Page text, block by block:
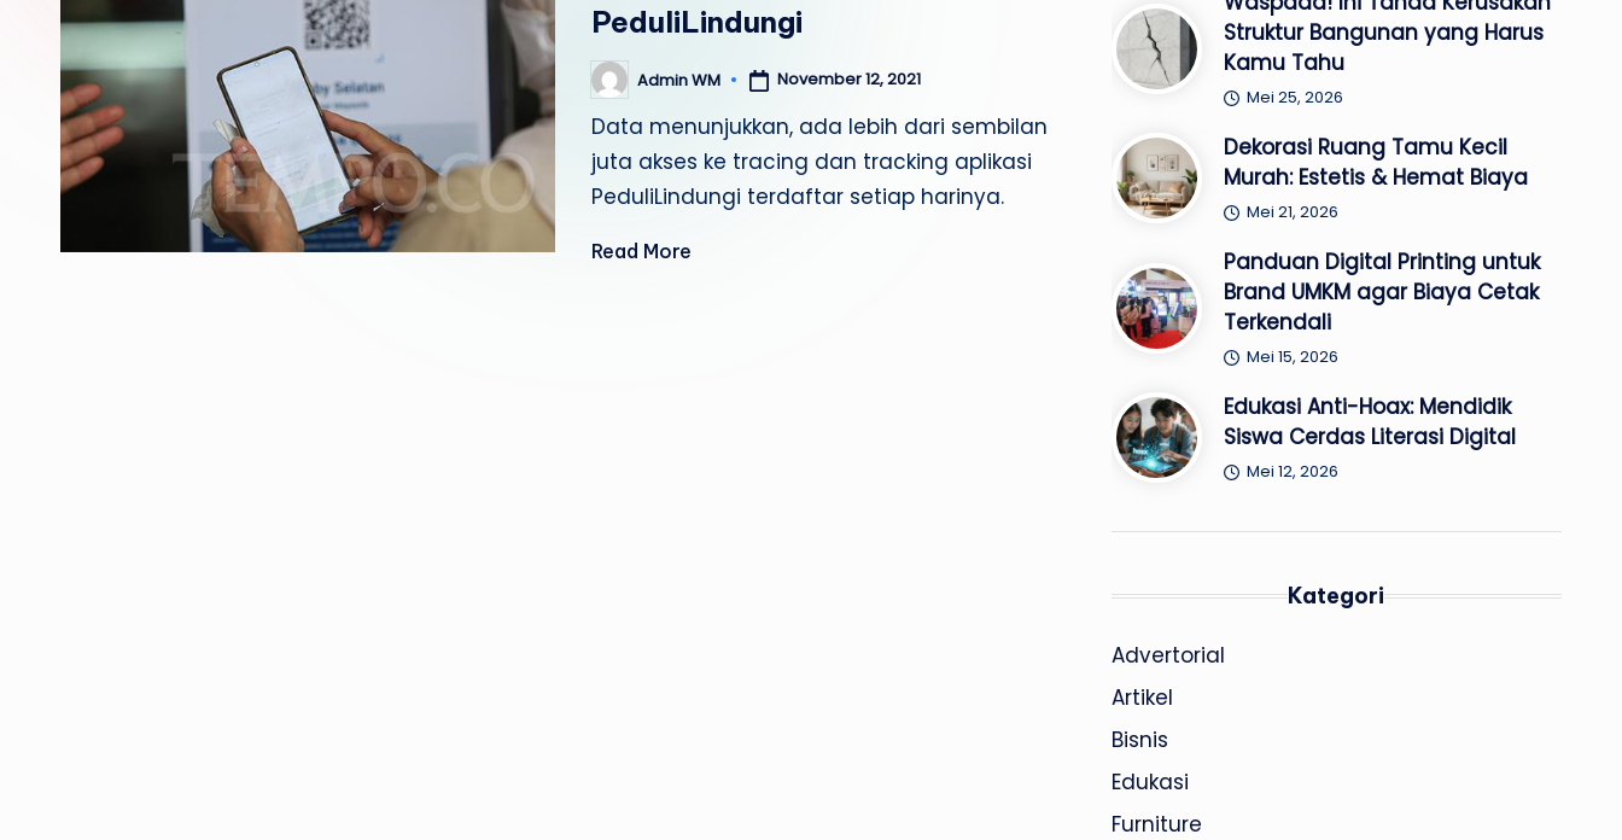
PeduliLindungi
Posted
by
Admin WM November 12, 2021
Data menunjukkan, ada lebih dari sembilan
juta akses ke tracing dan tracking aplikasi
PeduliLindungi terdaftar setiap harinya.
Read More
Struktur Bangunan yang Harus
Kamu Tahu
Mei 25, 2026
Dekorasi Ruang Tamu Kecil
Murah: Estetis & Hemat Biaya
Mei 21, 2026
Panduan Digital Printing untuk
Brand UMKM agar Biaya Cetak
Terkendali
Mei 15, 2026
Edukasi Anti-Hoax: Mendidik
Siswa Cerdas Literasi Digital
Mei 12, 2026
Kategori
Advertorial
Artikel
Bisnis
Edukasi
Furniture